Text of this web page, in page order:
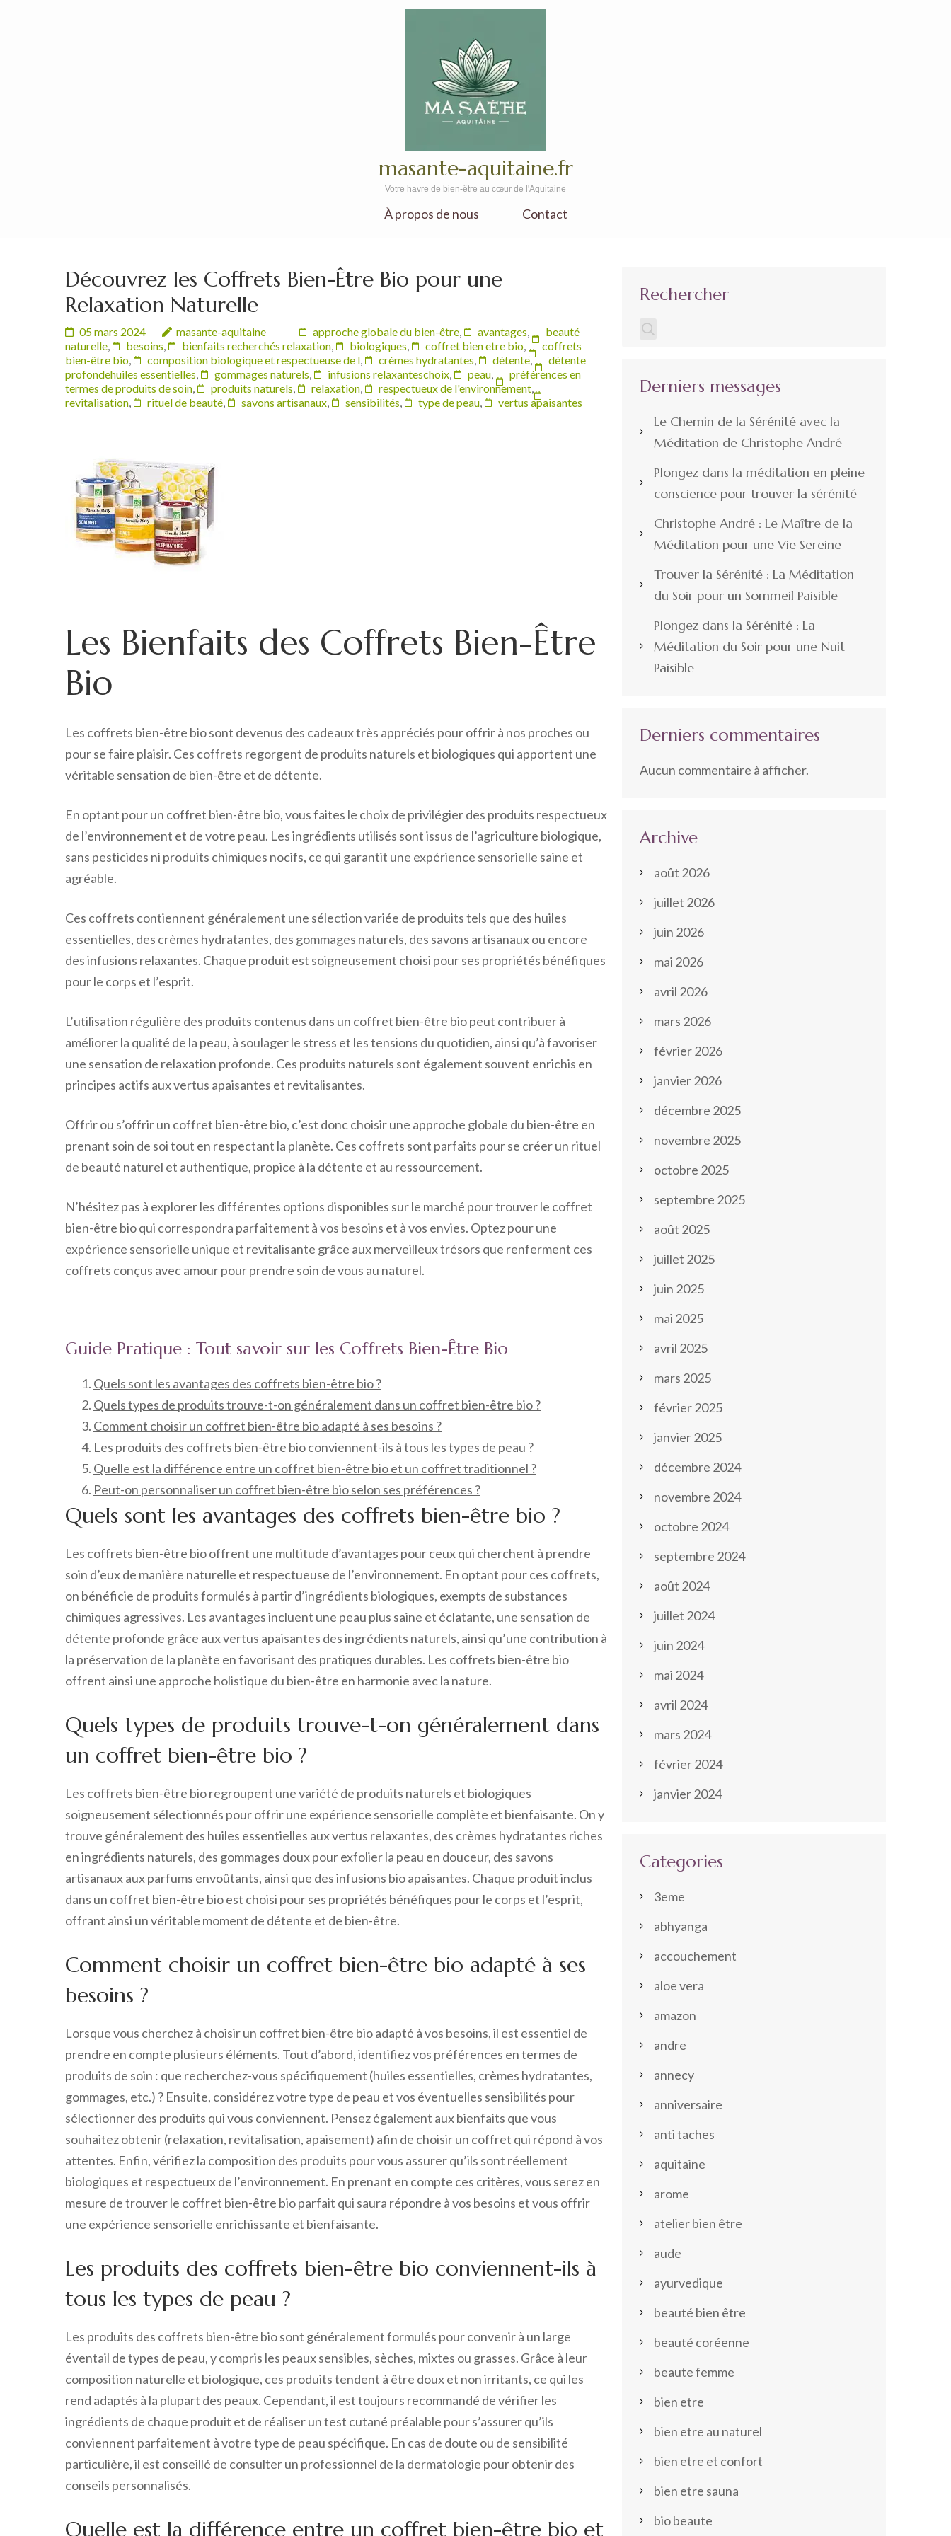
masante-aquitaine.fr
Votre havre de bien-être au cœur de l'Aquitaine
À propos de nous Contact
Découvrez les Coffrets Bien-Être Bio pour une
Relaxation Naturelle
05 mars 2024 masante-aquitaine approche globale du bien-être, avantages,
beauté
naturelle, besoins, bienfaits recherchés relaxation, biologiques, coffret bien etre bio,
coffrets
bien-être bio, composition biologique et respectueuse de l, crèmes hydratantes, détente,
détente
profondehuiles essentielles, gommages naturels, infusions relaxanteschoix, peau,
préférences en
termes de produits de soin, produits naturels, relaxation, respectueux de l'environnement,
revitalisation, rituel de beauté, savons artisanaux, sensibilités, type de peau, vertus apaisantes
Les Bienfaits des Coffrets Bien-Être
Bio
Les coffrets bien-être bio sont devenus des cadeaux très appréciés pour offrir à nos proches ou
pour se faire plaisir. Ces coffrets regorgent de produits naturels et biologiques qui apportent une
véritable sensation de bien-être et de détente.
En optant pour un coffret bien-être bio, vous faites le choix de privilégier des produits respectueux
de l’environnement et de votre peau. Les ingrédients utilisés sont issus de l’agriculture biologique,
sans pesticides ni produits chimiques nocifs, ce qui garantit une expérience sensorielle saine et
agréable.
Ces coffrets contiennent généralement une sélection variée de produits tels que des huiles
essentielles, des crèmes hydratantes, des gommages naturels, des savons artisanaux ou encore
des infusions relaxantes. Chaque produit est soigneusement choisi pour ses propriétés bénéfiques
pour le corps et l’esprit.
L’utilisation régulière des produits contenus dans un coffret bien-être bio peut contribuer à
améliorer la qualité de la peau, à soulager le stress et les tensions du quotidien, ainsi qu’à favoriser
une sensation de relaxation profonde. Ces produits naturels sont également souvent enrichis en
principes actifs aux vertus apaisantes et revitalisantes.
Offrir ou s’offrir un coffret bien-être bio, c’est donc choisir une approche globale du bien-être en
prenant soin de soi tout en respectant la planète. Ces coffrets sont parfaits pour se créer un rituel
de beauté naturel et authentique, propice à la détente et au ressourcement.
N’hésitez pas à explorer les différentes options disponibles sur le marché pour trouver le coffret
bien-être bio qui correspondra parfaitement à vos besoins et à vos envies. Optez pour une
expérience sensorielle unique et revitalisante grâce aux merveilleux trésors que renferment ces
coffrets conçus avec amour pour prendre soin de vous au naturel.
Guide Pratique : Tout savoir sur les Coffrets Bien-Être Bio
Quels sont les avantages des coffrets bien-être bio ?
Quels types de produits trouve-t-on généralement dans un coffret bien-être bio ?
Comment choisir un coffret bien-être bio adapté à ses besoins ?
Les produits des coffrets bien-être bio conviennent-ils à tous les types de peau ?
Quelle est la différence entre un coffret bien-être bio et un coffret traditionnel ?
Peut-on personnaliser un coffret bien-être bio selon ses préférences ?
Quels sont les avantages des coffrets bien-être bio ?
Les coffrets bien-être bio offrent une multitude d’avantages pour ceux qui cherchent à prendre
soin d’eux de manière naturelle et respectueuse de l’environnement. En optant pour ces coffrets,
on bénéficie de produits formulés à partir d’ingrédients biologiques, exempts de substances
chimiques agressives. Les avantages incluent une peau plus saine et éclatante, une sensation de
détente profonde grâce aux vertus apaisantes des ingrédients naturels, ainsi qu’une contribution à
la préservation de la planète en favorisant des pratiques durables. Les coffrets bien-être bio
offrent ainsi une approche holistique du bien-être en harmonie avec la nature.
Quels types de produits trouve-t-on généralement dans
un coffret bien-être bio ?
Les coffrets bien-être bio regroupent une variété de produits naturels et biologiques
soigneusement sélectionnés pour offrir une expérience sensorielle complète et bienfaisante. On y
trouve généralement des huiles essentielles aux vertus relaxantes, des crèmes hydratantes riches
en ingrédients naturels, des gommages doux pour exfolier la peau en douceur, des savons
artisanaux aux parfums envoûtants, ainsi que des infusions bio apaisantes. Chaque produit inclus
dans un coffret bien-être bio est choisi pour ses propriétés bénéfiques pour le corps et l’esprit,
offrant ainsi un véritable moment de détente et de bien-être.
Comment choisir un coffret bien-être bio adapté à ses
besoins ?
Lorsque vous cherchez à choisir un coffret bien-être bio adapté à vos besoins, il est essentiel de
prendre en compte plusieurs éléments. Tout d’abord, identifiez vos préférences en termes de
produits de soin : que recherchez-vous spécifiquement (huiles essentielles, crèmes hydratantes,
gommages, etc.) ? Ensuite, considérez votre type de peau et vos éventuelles sensibilités pour
sélectionner des produits qui vous conviennent. Pensez également aux bienfaits que vous
souhaitez obtenir (relaxation, revitalisation, apaisement) afin de choisir un coffret qui répond à vos
attentes. Enfin, vérifiez la composition des produits pour vous assurer qu’ils sont réellement
biologiques et respectueux de l’environnement. En prenant en compte ces critères, vous serez en
mesure de trouver le coffret bien-être bio parfait qui saura répondre à vos besoins et vous offrir
une expérience sensorielle enrichissante et bienfaisante.
Les produits des coffrets bien-être bio conviennent-ils à
tous les types de peau ?
Les produits des coffrets bien-être bio sont généralement formulés pour convenir à un large
éventail de types de peau, y compris les peaux sensibles, sèches, mixtes ou grasses. Grâce à leur
composition naturelle et biologique, ces produits tendent à être doux et non irritants, ce qui les
rend adaptés à la plupart des peaux. Cependant, il est toujours recommandé de vérifier les
ingrédients de chaque produit et de réaliser un test cutané préalable pour s’assurer qu’ils
conviennent parfaitement à votre type de peau spécifique. En cas de doute ou de sensibilité
particulière, il est conseillé de consulter un professionnel de la dermatologie pour obtenir des
conseils personnalisés.
Quelle est la différence entre un coffret bien-être bio et
Rechercher
Derniers messages
Le Chemin de la Sérénité avec la
Méditation de Christophe André
Plongez dans la méditation en pleine
conscience pour trouver la sérénité
Christophe André : Le Maître de la
Méditation pour une Vie Sereine
Trouver la Sérénité : La Méditation
du Soir pour un Sommeil Paisible
Plongez dans la Sérénité : La
Méditation du Soir pour une Nuit
Paisible
Derniers commentaires
Aucun commentaire à afficher.
Archive
août 2026
juillet 2026
juin 2026
mai 2026
avril 2026
mars 2026
février 2026
janvier 2026
décembre 2025
novembre 2025
octobre 2025
septembre 2025
août 2025
juillet 2025
juin 2025
mai 2025
avril 2025
mars 2025
février 2025
janvier 2025
décembre 2024
novembre 2024
octobre 2024
septembre 2024
août 2024
juillet 2024
juin 2024
mai 2024
avril 2024
mars 2024
février 2024
janvier 2024
Categories
3eme
abhyanga
accouchement
aloe vera
amazon
andre
annecy
anniversaire
anti taches
aquitaine
arome
atelier bien être
aude
ayurvedique
beauté bien être
beauté coréenne
beaute femme
bien etre
bien etre au naturel
bien etre et confort
bien etre sauna
bio beaute